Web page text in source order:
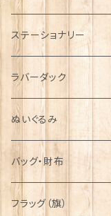
運動＆人物
シンボル
ステーショナリー
ラバーダック
ぬいぐるみ
バッグ・財布
フラッグ（旗）